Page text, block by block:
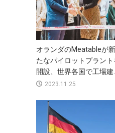
オランダのMeatableが新
たなパイロットプラント
開設、世界各国で工場建...
2023.11.25